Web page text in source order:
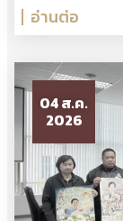
อ่านต่อ
04 ส.ค.
2026